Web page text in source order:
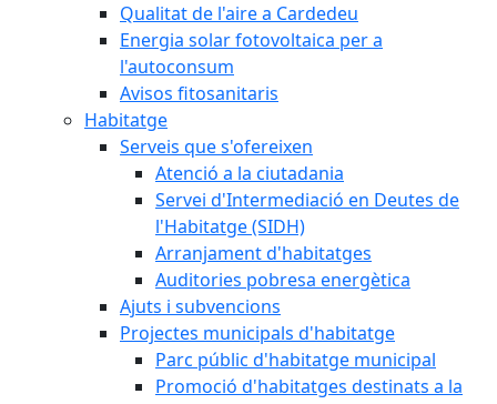
Qualitat de l'aire a Cardedeu
Energia solar fotovoltaica per a
l'autoconsum
Avisos fitosanitaris
Habitatge
Serveis que s'ofereixen
Atenció a la ciutadania
Servei d'Intermediació en Deutes de
l'Habitatge (SIDH)
Arranjament d'habitatges
Auditories pobresa energètica
Ajuts i subvencions
Projectes municipals d'habitatge
Parc públic d'habitatge municipal
Promoció d'habitatges destinats a la